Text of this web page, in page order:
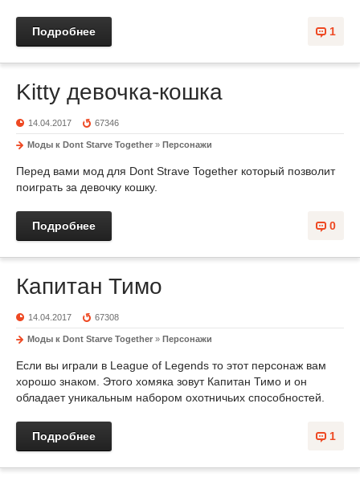
1
Подробнее
Kitty девочка-кошка
14.04.2017 67346
Моды к Dont Starve Together » Персонажи
Перед вами мод для Dont Strave Together который позволит
поиграть за девочку кошку.
0
Подробнее
Капитан Тимо
14.04.2017 67308
Моды к Dont Starve Together » Персонажи
Если вы играли в League of Legends то этот персонаж вам
хорошо знаком. Этого хомяка зовут Капитан Тимо и он
обладает уникальным набором охотничьих способностей.
1
Подробнее